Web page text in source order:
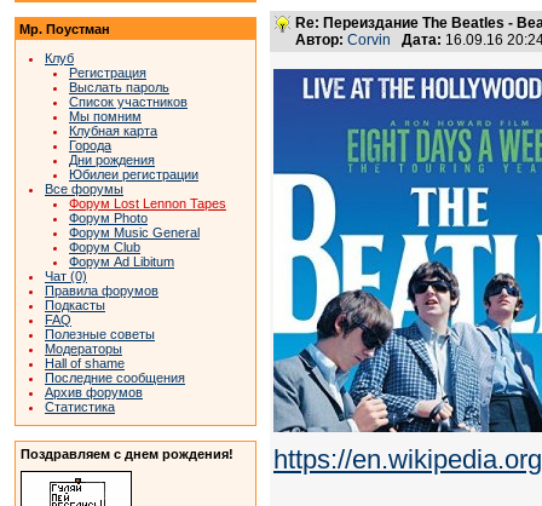
Мр. Поустман
Клуб
Регистрация
Выслать пароль
Список участников
Мы помним
Клубная карта
Города
Дни рождения
Юбилеи регистрации
Все форумы
Форум Lost Lennon Tapes
Форум Photo
Форум Music General
Форум Club
Форум Ad Libitum
Чат (0)
Правила форумов
Подкасты
FAQ
Полезные советы
Модераторы
Hall of shame
Последние сообщения
Архив форумов
Статистика
Поздравляем с днем рождения!
Re: Переиздание The Beatles -
Автор: Corvin Дата: 16.09.16
https://